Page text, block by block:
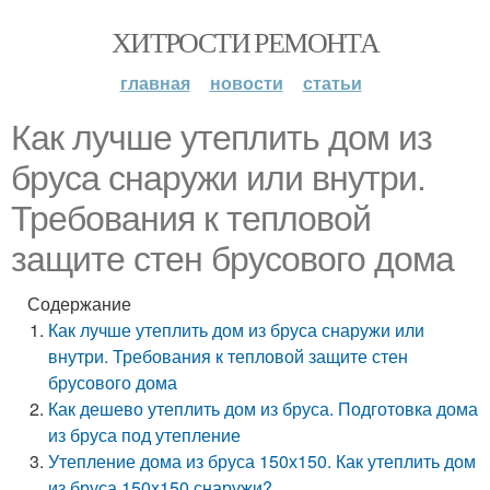
ХИТРОСТИ РЕМОНТА
главная новости статьи
Как лучше утеплить дом из
бруса снаружи или внутри.
Требования к тепловой
защите стен брусового дома
Содержание
Как лучше утеплить дом из бруса снаружи или
внутри. Требования к тепловой защите стен
брусового дома
Как дешево утеплить дом из бруса. Подготовка дома
из бруса под утепление
Утепление дома из бруса 150х150. Как утеплить дом